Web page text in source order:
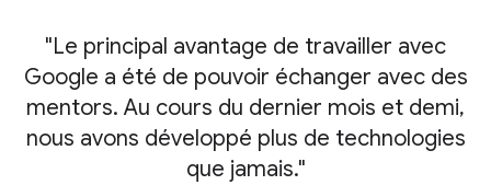
Le principal avantage de travailler avec
Google a été de pouvoir échanger avec des
mentors. Au cours du dernier mois et demi,
nous avons développé plus de technologies
que jamais.